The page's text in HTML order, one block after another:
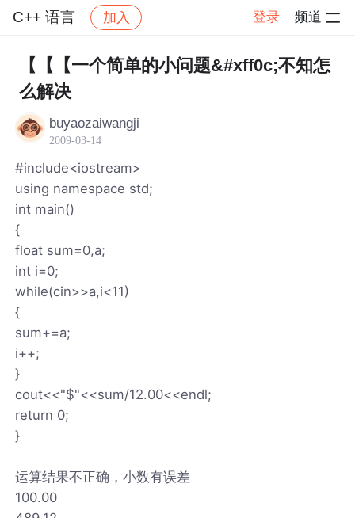
C++ 语言 加入 登录 频道
社区 C++ 语言 帖子详情
【【【一个简单的小问题&#xff0c;不知怎
么解决
buyaozaiwangji
2009-03-14
#include<iostream>
using namespace std;
int main()
{
float sum=0,a;
int i=0;
while(cin>>a,i<11)
{
sum+=a;
i++;
}
cout<<"$"<<sum/12.00<<endl;
return 0;
}
运算结果不正确，小数有误差
100.00